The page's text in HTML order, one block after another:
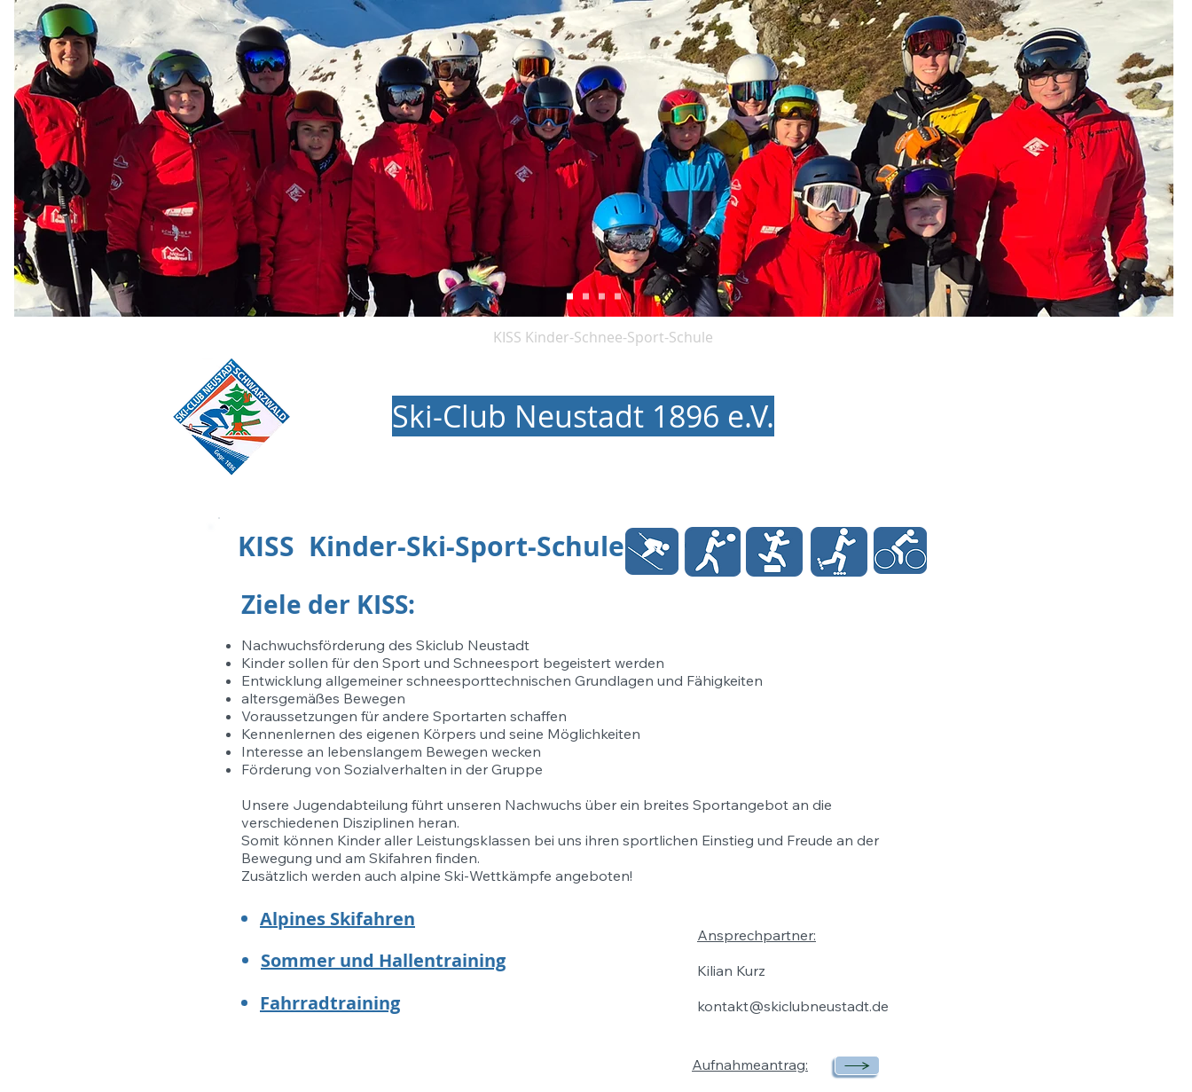
KISS Kinder-Schnee-Sport-Schule
Ski-Club Neustadt 1896 e.V.
KISS Kinder-Ski-Sport-Schule
Ziele der KISS:
Nachwuchsförderung des Skiclub Neustadt
Kinder sollen für den Sport und Schneesport begeistert werden
Entwicklung allgemeiner schneesporttechnischen Grundlagen und Fähigkeiten
altersgemäßes Bewegen
Voraussetzungen für andere Sportarten schaffen
Kennenlernen des eigenen Körpers und seine Möglichkeiten
Interesse an lebenslangem Bewegen wecken
Förderung von Sozialverhalten in der Gruppe
Unsere Jugendabteilung führt unseren Nachwuchs über ein breites Sportangebot an die
verschiedenen Disziplinen heran.
Somit können Kinder aller Leistungsklassen bei uns ihren sportlichen Einstieg und Freude an der
Bewegung und am Skifahren finden.
Zusätzlich werden auch alpine Ski-Wettkämpfe angeboten!
Alpines Skifahren
Sommer und Hallentraining
Fahrradtraining
Ansprechpartner:
Kilian Kurz
kontakt@skiclubneustadt.de
Aufnahmeantrag: